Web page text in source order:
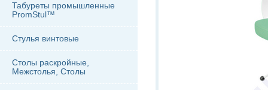
Табуреты промышленные
PromStul™
Стулья винтовые
Столы раскройные,
Межстолья, Столы